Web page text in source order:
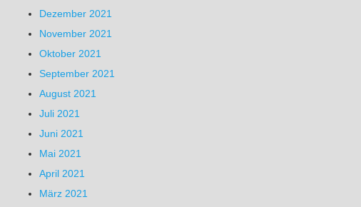
Dezember 2021
November 2021
Oktober 2021
September 2021
August 2021
Juli 2021
Juni 2021
Mai 2021
April 2021
März 2021